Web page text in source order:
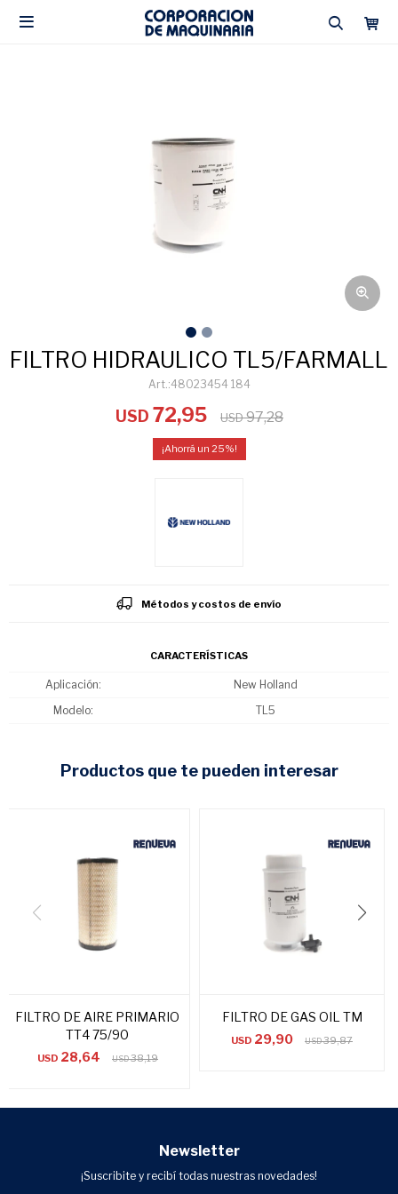

FILTRO HIDRAULICO TL5/FARMALL
48023454 184
USD 72,95 USD 97,28
25
Métodos y costos de envío
CARACTERÍSTICAS
Aplicación
New Holland
Modelo
TL5
productos que te pueden interesar
FILTRO DE AIRE PRIMARIO
TT4 75/90
USD 28,64 USD38,19
FILTRO DE GAS OIL TM
USD 29,90 USD39,87
Newsletter
¡Suscribite y recibí todas nuestras novedades!